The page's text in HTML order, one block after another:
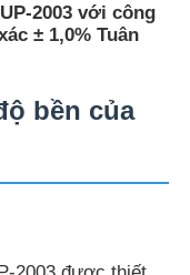
2003 với công
± 1,0% Tuân
bền của